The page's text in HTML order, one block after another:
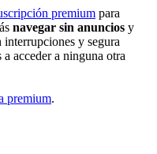
premium para
navegar sin anuncios y
y segura
a acceder a ninguna otra
premium.